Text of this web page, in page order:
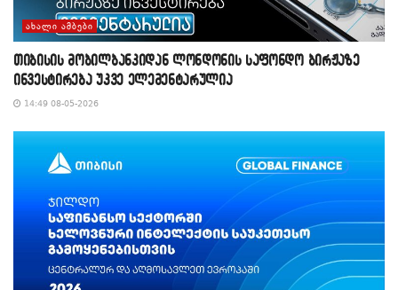
ᲐᲮᲐᲚᲘ ᲐᲛᲑᲔᲑᲘ
თიბისის მობილბანკიდან ლონდონის საფონდო ბირჟაზე
ინვესტირება უკვე ელემენტარულია
14:49 08-05-2026